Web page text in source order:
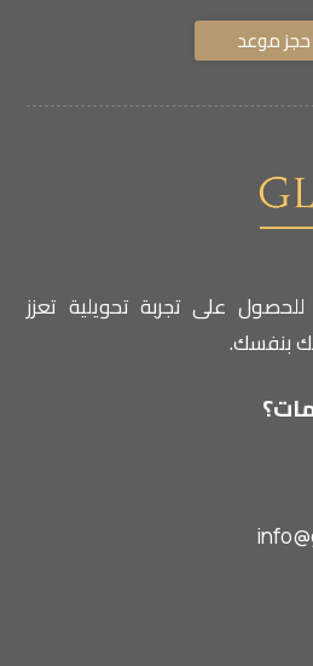
حجز موعد
اختاري عيادة Glow Up للحصول على تجربة تحويلية تعزز
بنفسك.